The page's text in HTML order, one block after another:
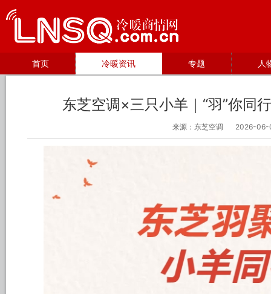
首页 冷暖资讯 专题 人
东芝空调×三只小羊｜“羽”你同
来源：东芝空调 2026-06-